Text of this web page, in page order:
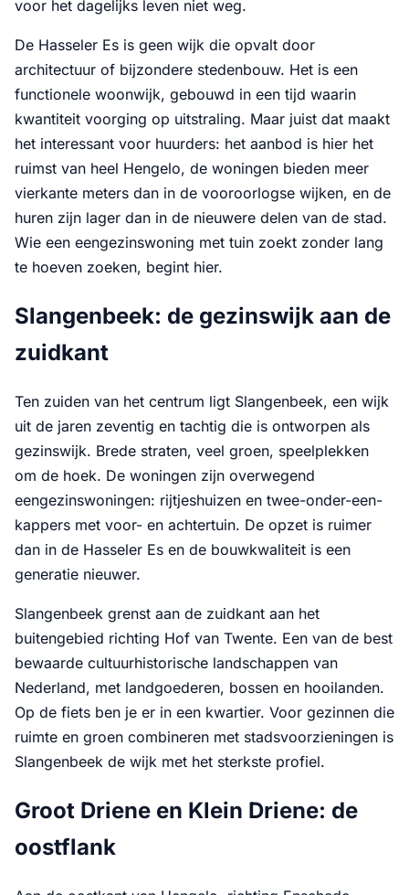
voor het dagelijks leven niet weg.
De Hasseler Es is geen wijk die opvalt door
architectuur of bijzondere stedenbouw. Het is een
functionele woonwijk, gebouwd in een tijd waarin
kwantiteit voorging op uitstraling. Maar juist dat maakt
het interessant voor huurders: het aanbod is hier het
ruimst van heel Hengelo, de woningen bieden meer
vierkante meters dan in de vooroorlogse wijken, en de
huren zijn lager dan in de nieuwere delen van de stad.
Wie een eengezinswoning met tuin zoekt zonder lang
te hoeven zoeken, begint hier.
Slangenbeek: de gezinswijk aan de
zuidkant
Ten zuiden van het centrum ligt Slangenbeek, een wijk
uit de jaren zeventig en tachtig die is ontworpen als
gezinswijk. Brede straten, veel groen, speelplekken
om de hoek. De woningen zijn overwegend
eengezinswoningen: rijtjeshuizen en twee-onder-een-
kappers met voor- en achtertuin. De opzet is ruimer
dan in de Hasseler Es en de bouwkwaliteit is een
generatie nieuwer.
Slangenbeek grenst aan de zuidkant aan het
buitengebied richting Hof van Twente. Een van de best
bewaarde cultuurhistorische landschappen van
Nederland, met landgoederen, bossen en hooilanden.
Op de fiets ben je er in een kwartier. Voor gezinnen die
ruimte en groen combineren met stadsvoorzieningen is
Slangenbeek de wijk met het sterkste profiel.
Groot Driene en Klein Driene: de
oostflank